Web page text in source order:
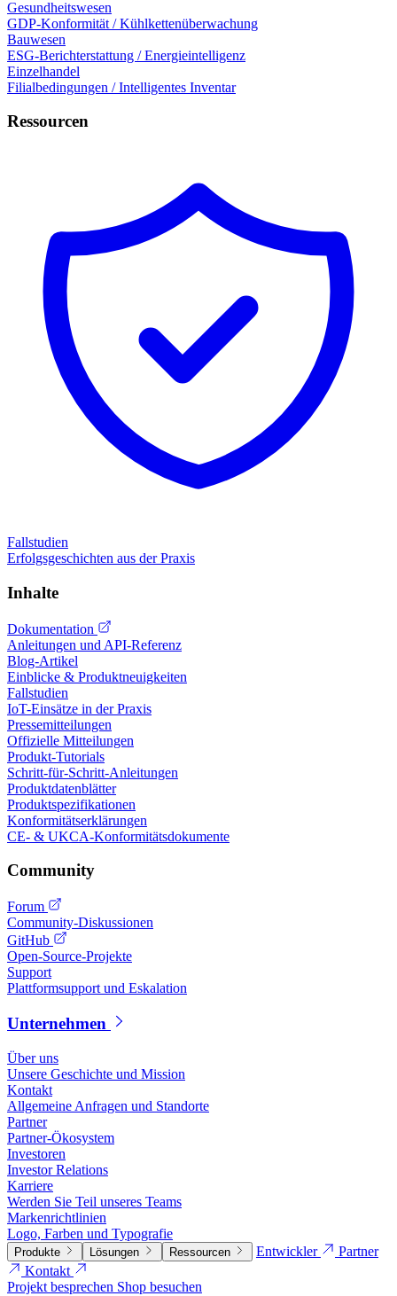
Gesundheitswesen
GDP-Konformität / Kühlkettenüberwachung
Bauwesen
ESG-Berichterstattung / Energieintelligenz
Einzelhandel
Filialbedingungen / Intelligentes Inventar
Ressourcen
Fallstudien
Erfolgsgeschichten aus der Praxis
Inhalte
Dokumentation
Anleitungen und API-Referenz
Blog-Artikel
Einblicke & Produktneuigkeiten
Fallstudien
IoT-Einsätze in der Praxis
Pressemitteilungen
Offizielle Mitteilungen
Produkt-Tutorials
Schritt-für-Schritt-Anleitungen
Produktdatenblätter
Produktspezifikationen
Konformitätserklärungen
CE- & UKCA-Konformitätsdokumente
Community
Forum
Community-Diskussionen
GitHub
Open-Source-Projekte
Support
Plattformsupport und Eskalation
Unternehmen
Über uns
Unsere Geschichte und Mission
Kontakt
Allgemeine Anfragen und Standorte
Partner
Partner-Ökosystem
Investoren
Investor Relations
Karriere
Werden Sie Teil unseres Teams
Markenrichtlinien
Logo, Farben und Typografie
Produkte Lösungen Ressourcen Entwickler
Partner
Kontakt
Projekt besprechen Shop besuchen